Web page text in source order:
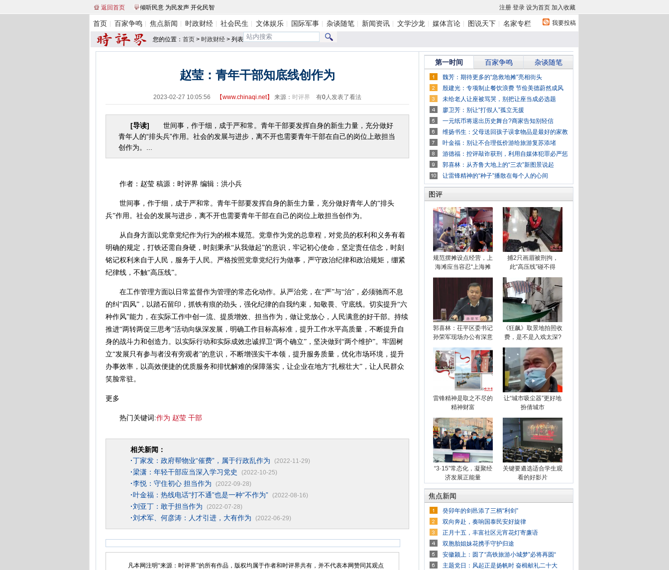
返回首页 倾听民意 为民发声 开化民智 注册 登录 设为首页 加入收藏
我要投稿
首页 百家争鸣 焦点新闻 时政财经 社会民生 文体娱乐 国际军事 杂谈随笔 新闻资讯 文学沙龙 媒体言论 图说天下 名家专栏
您的位置： 首页 > 时政财经 > 列表
赵莹：青年干部知底线创作为
2023-02-27 10:05:56 【www.chinaqi.net】 来源： 时评界 有0人发表了看法
[导读] 世间事，作于细，成于严和常。青年干部要发挥自身的新生力量，充分做好
青年人的“排头兵”作用。社会的发展与进步，离不开也需要青年干部在自己的岗位上敢担当
创作为。...
作者：赵莹 稿源：时评界 编辑：洪小兵
世间事，作于细，成于严和常。青年干部要发挥自身的新生力量，充分做好青年人的“排头
兵”作用。社会的发展与进步，离不开也需要青年干部在自己的岗位上敢担当创作为。
从自身方面以党章党纪作为行为的根本规范。党章作为党的总章程，对党员的权利和义务有着
明确的规定，打铁还需自身硬，时刻秉承“从我做起”的意识，牢记初心使命，坚定责任信念，时刻
铭记权利来自于人民，服务于人民。严格按照党章党纪行为做事，严守政治纪律和政治规矩，绷紧
纪律线，不触“高压线”。
在工作管理方面以日常监督作为管理的常态化动作。从严治党，在“严”与“治”，必须驰而不息
的纠“四风”，以踏石留印，抓铁有痕的劲头，强化纪律的自我约束，知敬畏、守底线。切实提升“六
种作风”能力，在实际工作中创一流、提质增效、担当作为，做让党放心，人民满意的好干部。持续
推进“两转两促三思考”活动向纵深发展，明确工作目标高标准，提升工作水平高质量，不断提升自
身的战斗力和创造力。以实际行动和实际成效忠诚捍卫“两个确立”，坚决做到“两个维护”。牢固树
立“发展只有参与者没有旁观者”的意识，不断增强实干本领，提升服务质量，优化市场环境，提升
办事效率，以高效便捷的优质服务和排忧解难的保障落实，让企业在地方“扎根壮大”，让人民群众
笑脸常驻。
更多
热门关键词:作为 赵莹 干部
相关新闻：
·丁家发：政府帮物业“催费”，属于行政乱作为 (2022-11-29)
·梁潇：年轻干部应当深入学习党史 (2022-10-25)
·李悦：守住初心 担当作为 (2022-09-28)
·叶金福：热线电话“打不通”也是一种“不作为” (2022-08-16)
·刘亚丁：敢于担当作为 (2022-07-28)
·刘术军、何彦涛：人才引进，大有作为 (2022-06-29)
凡本网注明“来源：时评界”的所有作品，版权均属于作者和时评界共有，并不代表本网赞同其观点
第一时间 百家争鸣 杂谈随笔
魏芳：期待更多的“急救地摊”亮相街头
殷建光：专项制止餐饮浪费 节俭美德蔚然成风
未给老人让座被骂哭，别把让座当成必选题
廖卫芳：别让“打假人”孤立无援
一元纸币将退出历史舞台?商家告知别轻信
维扬书生：父母送回孩子误拿物品是最好的家教
叶金福：别让不合理低价游给旅游复苏添堵
游德福：控评敲诈获刑，利用自媒体犯罪必严惩
郭喜林：从齐鲁大地上的“三农”新图景说起
让雷锋精神的“种子”播散在每个人的心间
图评
规范摆摊设点经营，上
海滩应当容忍“上海摊
捕2只画眉被刑拘，
此“高压线”碰不得
郭喜林：茌平区委书记
孙荣军现场办公有深意
《狂飙》取景地拍照收
费，是不是入戏太深?
雷锋精神是取之不尽的
精神财富
让“城市吸尘器”更好地
扮倩城市
“3·15”常态化，凝聚经
济发展正能量
关键要遴选适合学生观
看的好影片
焦点新闻
癸卯年的剑邑添了三柄“利剑”
双向奔赴，奏响国泰民安好旋律
正月十五，丰富社区元宵花灯寄廉语
双胞胎姐妹花携手守护归途
安徽颍上：圆了“高铁旅游小城梦”必将再圆“
主题党日：风起正是扬帆时 奋楫献礼二十大